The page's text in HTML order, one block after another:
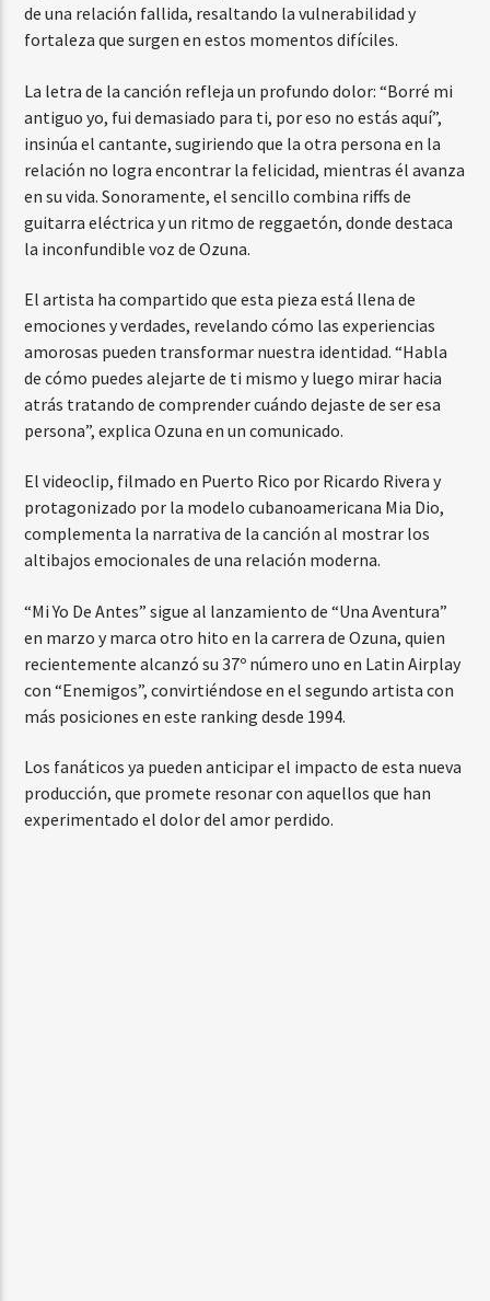
de una relación fallida, resaltando la vulnerabilidad y
fortaleza que surgen en estos momentos difíciles.
La letra de la canción refleja un profundo dolor: “Borré mi
antiguo yo, fui demasiado para ti, por eso no estás aquí”,
insinúa el cantante, sugiriendo que la otra persona en la
relación no logra encontrar la felicidad, mientras él avanza
en su vida. Sonoramente, el sencillo combina riffs de
guitarra eléctrica y un ritmo de reggaetón, donde destaca
la inconfundible voz de Ozuna.
El artista ha compartido que esta pieza está llena de
emociones y verdades, revelando cómo las experiencias
amorosas pueden transformar nuestra identidad. “Habla
de cómo puedes alejarte de ti mismo y luego mirar hacia
atrás tratando de comprender cuándo dejaste de ser esa
persona”, explica Ozuna en un comunicado.
El videoclip, filmado en Puerto Rico por Ricardo Rivera y
protagonizado por la modelo cubanoamericana Mia Dio,
complementa la narrativa de la canción al mostrar los
altibajos emocionales de una relación moderna.
“Mi Yo De Antes” sigue al lanzamiento de “Una Aventura”
en marzo y marca otro hito en la carrera de Ozuna, quien
recientemente alcanzó su 37º número uno en Latin Airplay
con “Enemigos”, convirtiéndose en el segundo artista con
más posiciones en este ranking desde 1994.
Los fanáticos ya pueden anticipar el impacto de esta nueva
producción, que promete resonar con aquellos que han
experimentado el dolor del amor perdido.